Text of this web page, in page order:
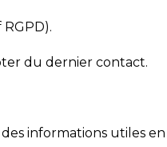
du dernier contact.
informations utiles